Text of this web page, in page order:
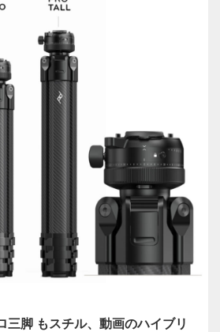
三脚 もスチル、動画のハイブリ